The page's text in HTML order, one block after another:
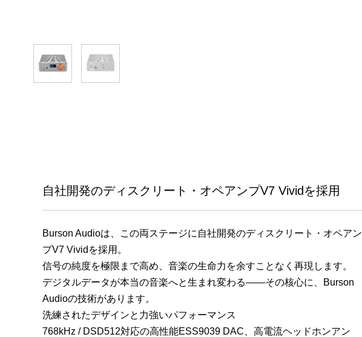
自社開発のディスクリート・オペアンプV7 Vividを採用
Burson Audioは、この両ステージに自社開発のディスクリート・オペアン
プV7 Vividを採用。
信号の純度を極限まで高め、音楽の生命力を余すことなく再現します。
デジタルデータが本当の音楽へと生まれ変わる――その核心に、Burson
Audioの技術があります。
洗練されたデザインと力強いパフォーマンス
768kHz / DSD512対応の高性能ESS9039 DAC、高電流ヘッドホンアン